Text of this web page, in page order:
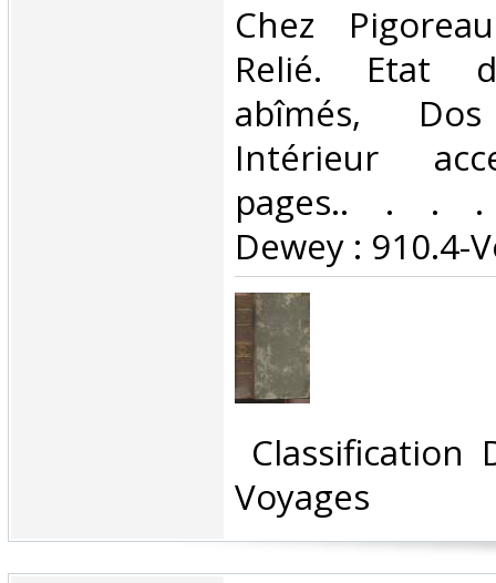
‎Chez
Relié. Etat
abîmés,
Intérieur
pages.. . . .
Dewey : 910.4-
Classification
Voyages‎